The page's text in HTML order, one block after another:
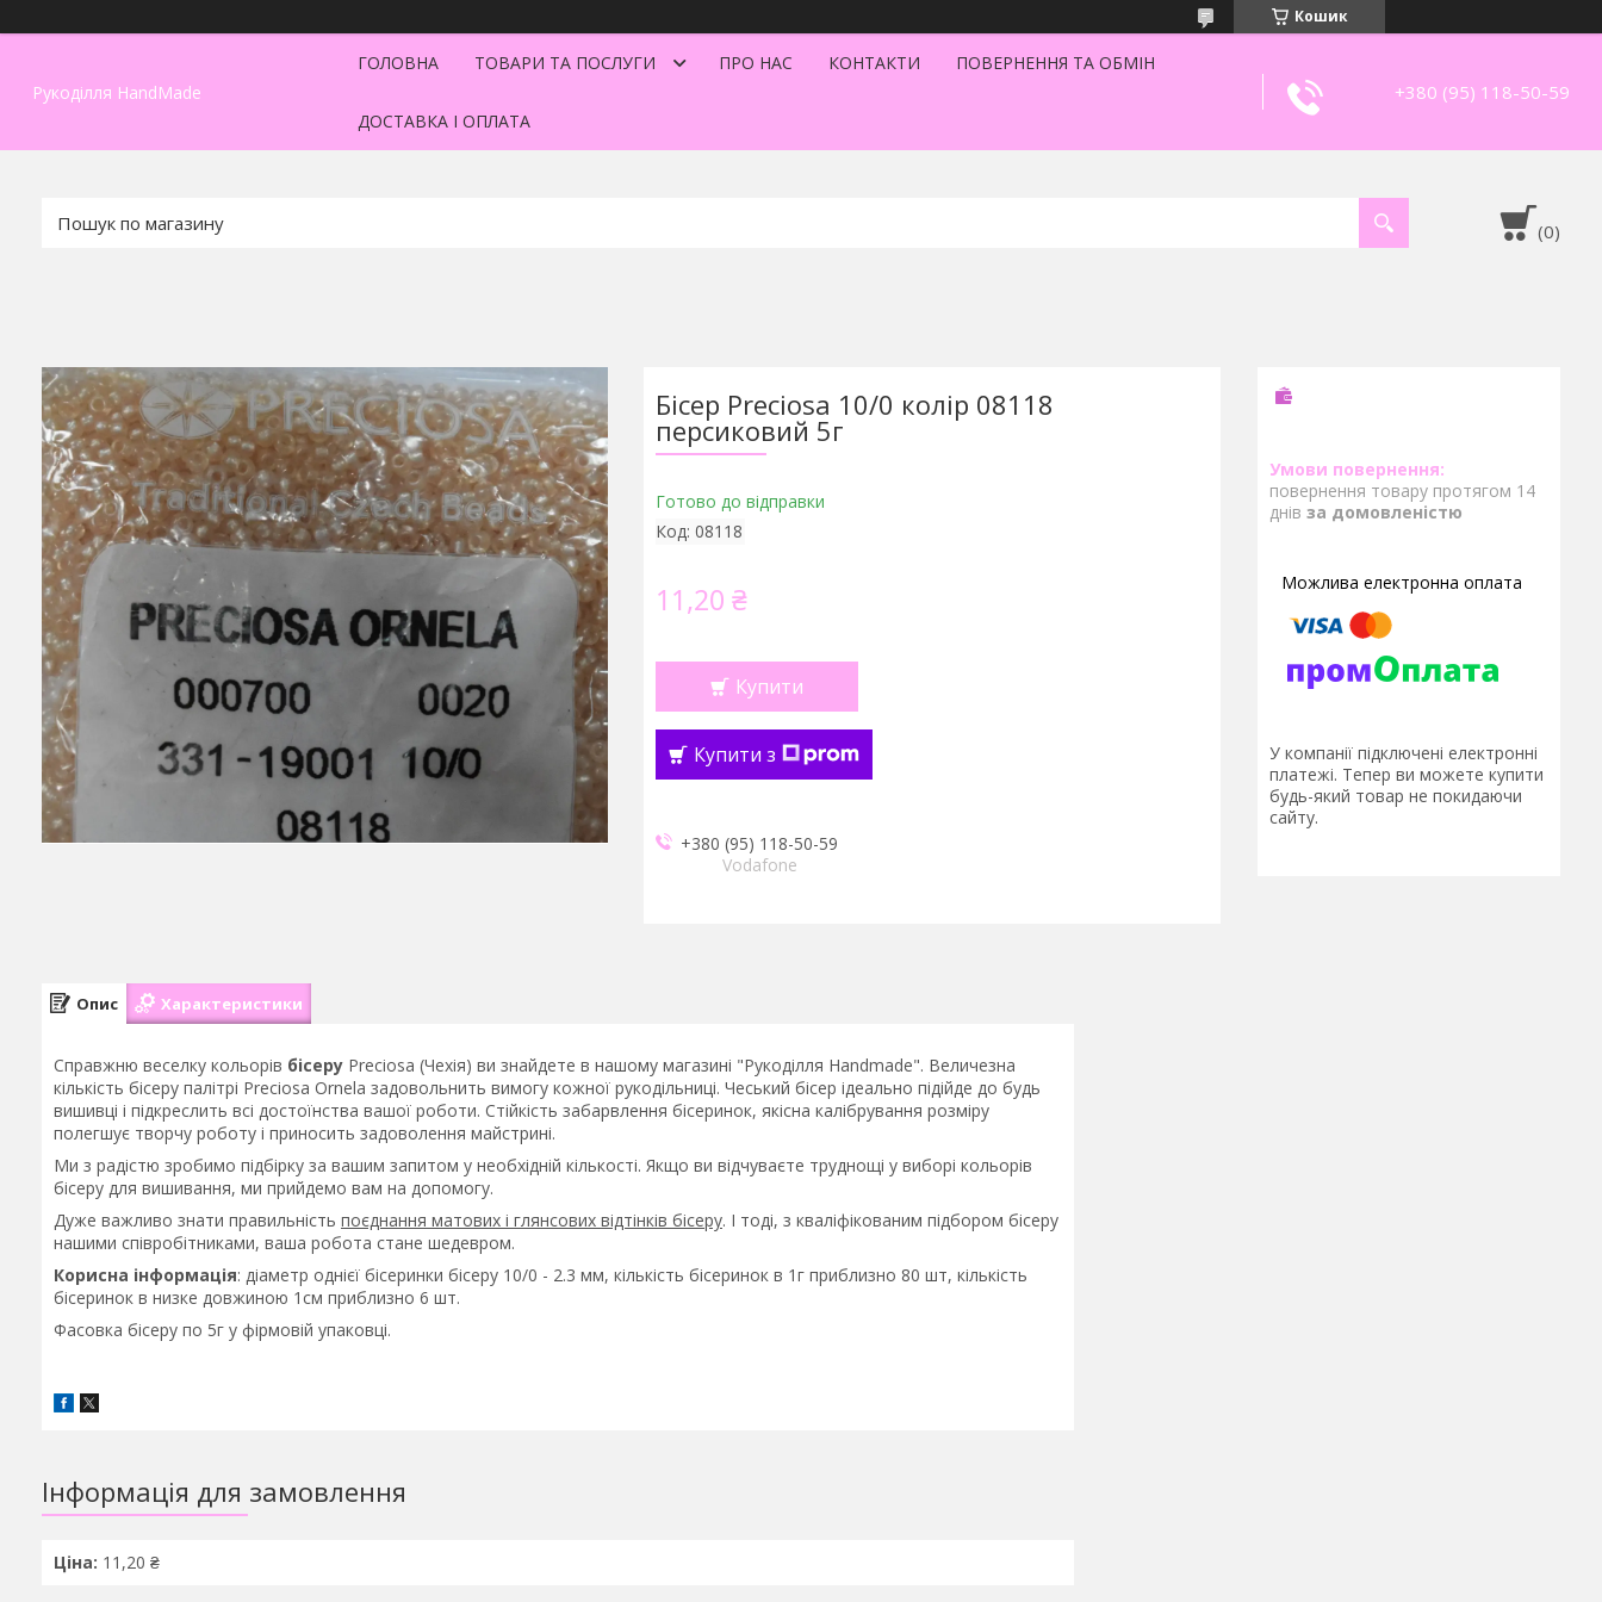
Кошик
Рукоділля HandMade
ГОЛОВНА ТОВАРИ ТА ПОСЛУГИ ПРО НАС КОНТАКТИ ПОВЕРНЕННЯ ТА ОБМІН
ДОСТАВКА І ОПЛАТА
+380 (95) 118-50-59
Бісер Preciosa 10/0 колір 08118
персиковий 5г
Готово до відправки
Код: 08118
11,20 ₴
Купити
Купити з
+380 (95) 118-50-59
Vodafone
повернення товару протягом 14
днів за домовленістю
У компанії підключені електронні
платежі. Тепер ви можете купити
будь-який товар не покидаючи
сайту.
Опис Характеристики
Справжню веселку кольорів бісеру Preciosa (Чехія) ви знайдете в нашому магазині "Рукоділля Handmade". Величезна
кількість бісеру палітрі Preciosa Ornela задовольнить вимогу кожної рукодільниці. Чеський бісер ідеально підійде до будь
вишивці і підкреслить всі достоїнства вашої роботи. Стійкість забарвлення бісеринок, якісна калібрування розміру
полегшує творчу роботу і приносить задоволення майстрині.
Ми з радістю зробимо підбірку за вашим запитом у необхідній кількості. Якщо ви відчуваєте труднощі у виборі кольорів
бісеру для вишивання, ми прийдемо вам на допомогу.
Дуже важливо знати правильність поєднання матових і глянсових відтінків бісеру. І тоді, з кваліфікованим підбором бісеру
нашими співробітниками, ваша робота стане шедевром.
Корисна інформація: діаметр однієї бісеринки бісеру 10/0 - 2.3 мм, кількість бісеринок в 1г приблизно 80 шт, кількість
бісеринок в низке довжиною 1см приблизно 6 шт.
Фасовка бісеру по 5г у фірмовій упаковці.
Інформація для замовлення
Ціна: 11,20 ₴